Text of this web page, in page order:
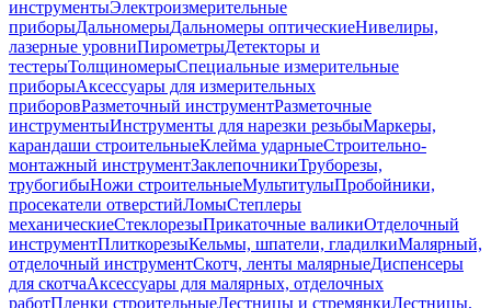
инструментыЭлектроизмерительные
приборыДальномерыДальномеры оптическиеНивелиры,
лазерные уровниПирометрыДетекторы и
тестерыТолщиномерыСпециальные измерительные
приборыАксессуары для измерительных
приборовРазметочный инструментРазметочные
инструментыИнструменты для нарезки резьбыМаркеры,
карандаши строительныеКлейма ударныеСтроительно-
монтажный инструментЗаклепочникиТруборезы,
трубогибыНожи строительныеМультитулыПробойники,
просекатели отверстийЛомыСтеплеры
механическиеСтеклорезыПрикаточные валикиОтделочный
инструментПлиткорезыКельмы, шпатели, гладилкиМалярный,
отделочный инструментСкотч, ленты малярныеДиспенсеры
для скотчаАксессуары для малярных, отделочных
работПленки строительныеЛестницы и стремянкиЛестницы,